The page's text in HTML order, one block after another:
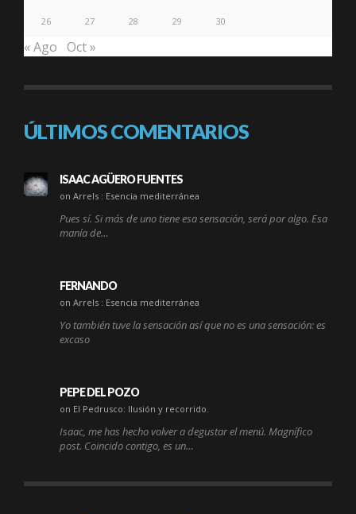
26 27 28 29 30
« Ago Oct »
ÚLTIMOS COMENTARIOS
ISAAC AGÜERO FUENTES
on Arrels : Esencia mediterránea
Pues sí. Si más de uno tiene esa sensación, será por algo. Esa
manía de…
FERNANDO
on Arrels : Esencia mediterránea
Yo también tuve la sensación así que no es una sensación: es
excaso
PEPE DEL POZO
on El Pedrusco: Ilusión y recorrido.
Isaac, me has hecho volver a degustar el menú. Magnífico
post. Coincido contigo, es un…